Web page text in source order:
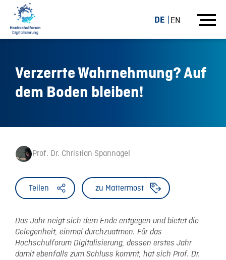
DE EN
Verzerrte Wahrnehmung? Auf
dem Boden bleiben!
Prof. Dr. Christian Spannagel
Teilen zu Mattermost
Das Jahr neigt sich dem Ende entgegen und bietet die
Gelegenheit, einmal durchzuatmen. Für das
Hochschulforum Digitalisierung, dessen erstes Jahr
damit ebenfalls zum Schluss kommt, hat sich Prof. Dr.